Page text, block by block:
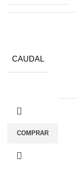
CAUDAL
COMPRAR